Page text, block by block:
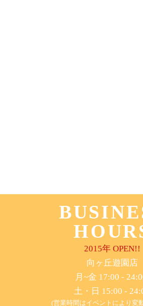
2015年 OPEN!!
​向ヶ丘遊園店
月~金 17:00 -
土・日 15:00 -
(営業時間はイベントにより変